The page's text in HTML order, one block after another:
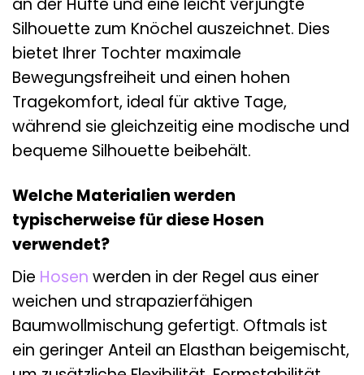
an der Hüfte und eine leicht verjüngte
Silhouette zum Knöchel auszeichnet. Dies
bietet Ihrer Tochter maximale
Bewegungsfreiheit und einen hohen
Tragekomfort, ideal für aktive Tage,
während sie gleichzeitig eine modische und
bequeme Silhouette beibehält.
Welche Materialien werden
typischerweise für diese Hosen
verwendet?
Die Hosen werden in der Regel aus einer
weichen und strapazierfähigen
Baumwollmischung gefertigt. Oftmals ist
ein geringer Anteil an Elasthan beigemischt,